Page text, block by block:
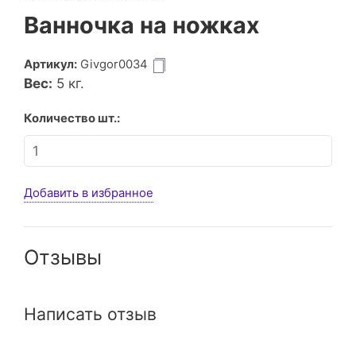
Ванночка на ножках
Артикул: Givgor0034
Вес: 5 кг.
Количество шт.:
Добавить в избранное
Отзывы
Написать отзыв